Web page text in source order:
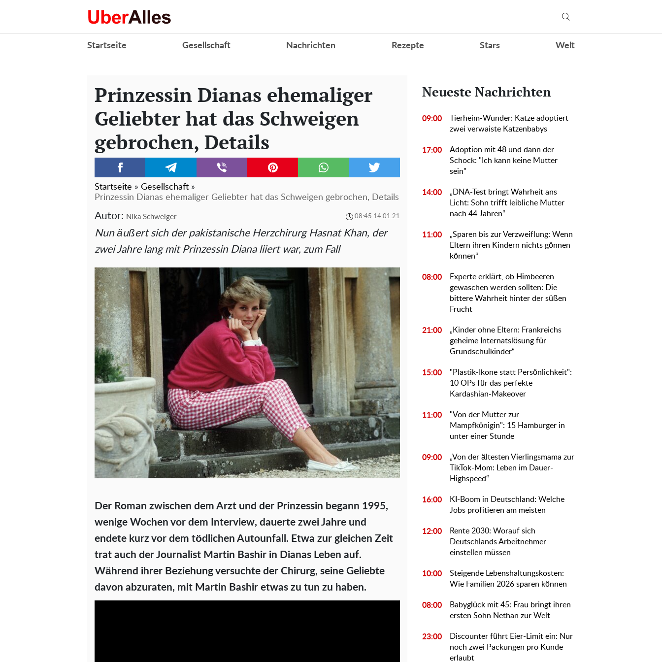
Startseite Gesellschaft Nachrichten Rezepte Stars Welt
Prinzessin Dianas ehemaliger
Geliebter hat das Schweigen
gebrochen, Details
Startseite » Gesellschaft »
Prinzessin Dianas ehemaliger Geliebter hat das Schweigen gebrochen, Details
Autor: Nika Schweiger 08:45 14.01.21
Nun äußert sich der pakistanische Herzchirurg Hasnat Khan, der
zwei Jahre lang mit Prinzessin Diana liiert war, zum Fall
Der Roman zwischen dem Arzt und der Prinzessin begann 1995,
wenige Wochen vor dem Interview, dauerte zwei Jahre und
endete kurz vor dem tödlichen Autounfall. Etwa zur gleichen Zeit
trat auch der Journalist Martin Bashir in Dianas Leben auf.
Während ihrer Beziehung versuchte der Chirurg, seine Geliebte
davon abzuraten, mit Martin Bashir etwas zu tun zu haben.
Neueste Nachrichten
09:00
Tierheim-Wunder: Katze adoptiert
zwei verwaiste Katzenbabys
17:00
Adoption mit 48 und dann der
Schock: "Ich kann keine Mutter
sein"
14:00
„DNA-Test bringt Wahrheit ans
Licht: Sohn trifft leibliche Mutter
nach 44 Jahren“
11:00
„Sparen bis zur Verzweiflung: Wenn
Eltern ihren Kindern nichts gönnen
können“
08:00
Experte erklärt, ob Himbeeren
gewaschen werden sollten: Die
bittere Wahrheit hinter der süßen
Frucht
21:00
„Kinder ohne Eltern: Frankreichs
geheime Internatslösung für
Grundschulkinder“
15:00
"Plastik-Ikone statt Persönlichkeit":
10 OPs für das perfekte
Kardashian-Makeover
11:00
"Von der Mutter zur
Mampfkönigin": 15 Hamburger in
unter einer Stunde
09:00
„Von der ältesten Vierlingsmama zur
TikTok-Mom: Leben im Dauer-
Highspeed“
16:00
KI-Boom in Deutschland: Welche
Jobs profitieren am meisten
12:00
Rente 2030: Worauf sich
Deutschlands Arbeitnehmer
einstellen müssen
10:00
Steigende Lebenshaltungskosten:
Wie Familien 2026 sparen können
08:00
Babyglück mit 45: Frau bringt ihren
ersten Sohn Nethan zur Welt
23:00
Discounter führt Eier-Limit ein: Nur
noch zwei Packungen pro Kunde
erlaubt